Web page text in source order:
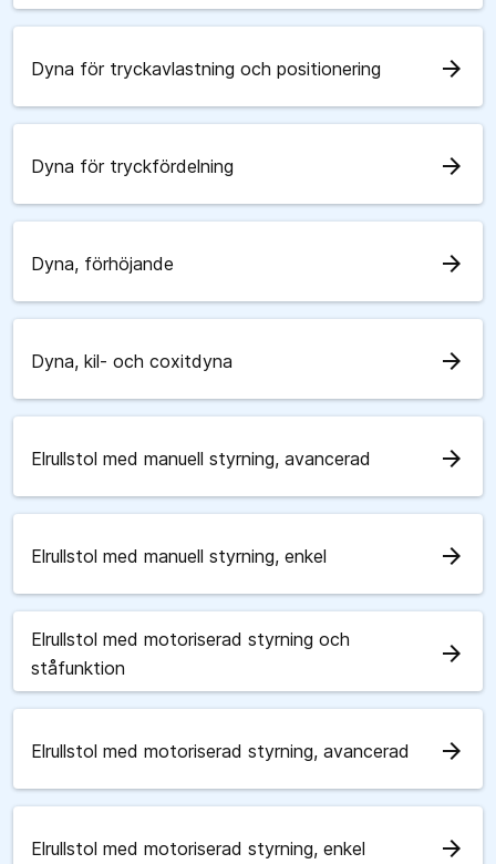
Dyna för tryckavlastning och positionering arrow_forward
Dyna för tryckfördelning arrow_forward
Dyna, förhöjande arrow_forward
Dyna, kil- och coxitdyna arrow_forward
Elrullstol med manuell styrning, avancerad arrow_forward
Elrullstol med manuell styrning, enkel arrow_forward
Elrullstol med motoriserad styrning och
ståfunktion
arrow_forward
Elrullstol med motoriserad styrning, avancerad arrow_forward
Elrullstol med motoriserad styrning, enkel arrow_forward